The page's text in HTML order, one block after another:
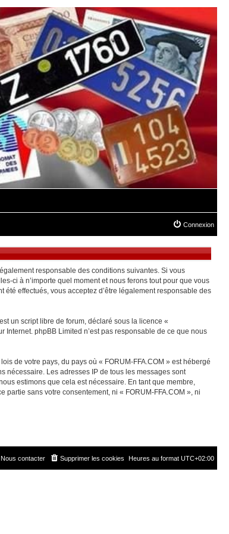
Connexion
responsable des conditions suivantes. Si vous
ci à n’importe quel moment et nous ferons tout pour que vous
effectués, vous acceptez d’être légalement responsable des
un script libre de forum, déclaré sous la licence «
phpBB Limited n’est pas responsable de ce que nous
de votre pays, du pays où « FORUM-FFA.COM » est hébergé
nécessaire. Les adresses IP de tous les messages sont
estimons que cela est nécessaire. En tant que membre,
sans votre consentement, ni « FORUM-FFA.COM », ni
Heures au format UTC+02:00
Supprimer les cookies
Nous contacter